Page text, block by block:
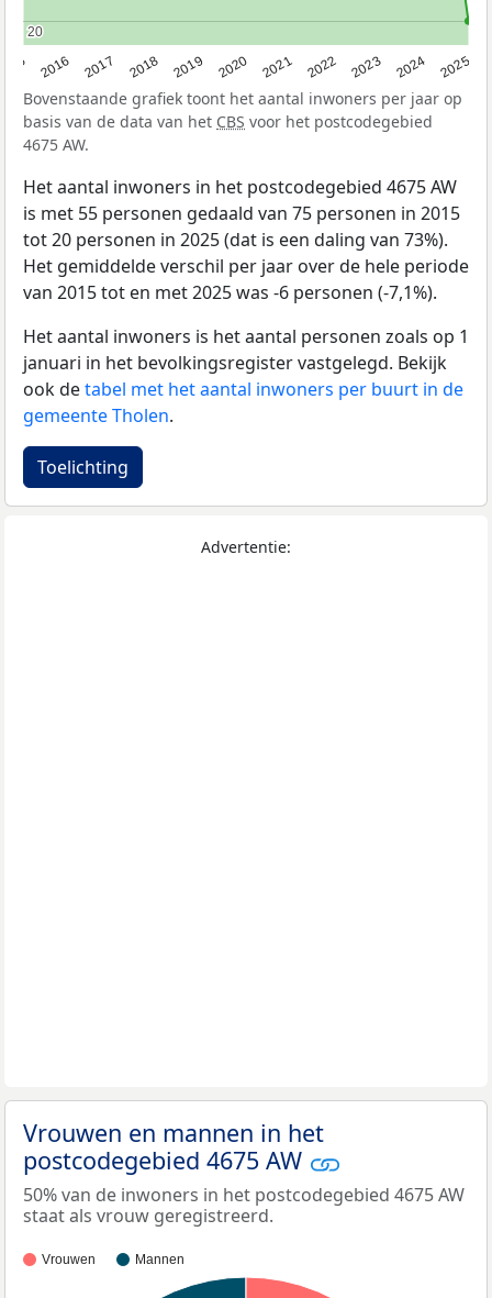
2016 2017 2018 2019 2020 2021 2022 2023 2024 2025
20
20
Bovenstaande grafiek toont het aantal inwoners per jaar op
basis van de data van het CBS voor het postcodegebied
4675 AW.
Het aantal inwoners in het postcodegebied 4675 AW
is met 55 personen gedaald van 75 personen in 2015
tot 20 personen in 2025 (dat is een daling van 73%).
Het gemiddelde verschil per jaar over de hele periode
van 2015 tot en met 2025 was -6 personen (-7,1%).
Het aantal inwoners is het aantal personen zoals op 1
januari in het bevolkingsregister vastgelegd. Bekijk
ook detabel met het aantal inwoners per buurt in de
gemeente Tholen.
Toelichting
Advertentie:
Vrouwen en mannen in het
postcodegebied 4675 AW
50% van de inwoners in het postcodegebied 4675 AW
staat als vrouw geregistreerd.
Vrouwen Mannen